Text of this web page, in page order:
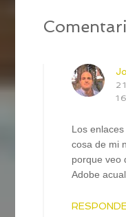
Los
cosa de mi
porque veo
Adobe